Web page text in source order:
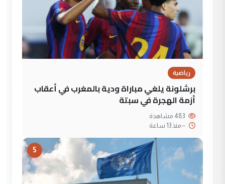
رياضية
برشلونة يلغي مباراة ودية بالمغرب في أعقاب
أزمة الهجرة في سبتة
--منذ 13 ساعة
5